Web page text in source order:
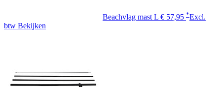
Beachvlag mast L € 57,95 *Excl.
btw Bekijken